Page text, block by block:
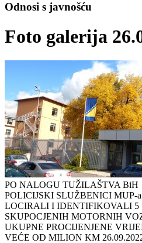
Odnosi s javnošću
Foto galerija
PO NALOGU TUŽILAŠTVA BiH
POLICIJSKI SLUŽBENICI MUP-
LOCIRALI I IDENTIFIKOVALI 5
SKUPOCJENIH MOTORNIH
UKUPNE PROCIJENJENE
VEĆE OD MILION KM